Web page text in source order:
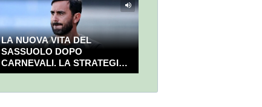
LA NUOVA VITA DEL
SASSUOLO DOPO
CARNEVALI. LA STRATEGIA È
GIÀ CHIARA E DECISA